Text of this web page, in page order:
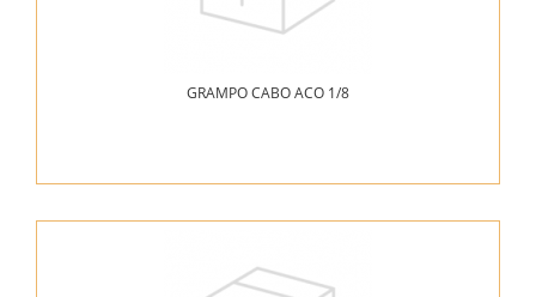
GRAMPO CABO ACO 1/8